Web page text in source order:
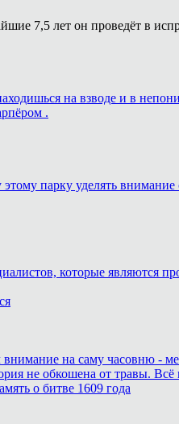
7,5 лет он проведёт в
на взводе и в
.
парку уделять
которые являются
на саму часовню -
не обкошена от травы.
о битве 1609 года